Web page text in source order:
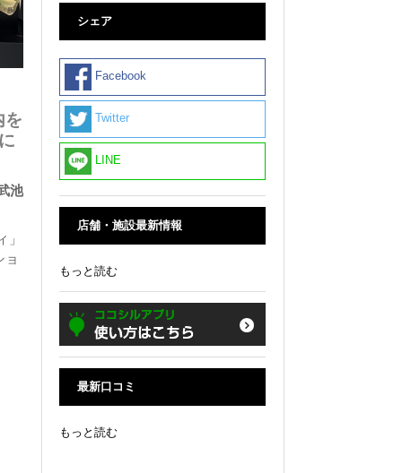
を
池
ョ
シェア
Facebook
Twitter
LINE
店舗・施設最新情報
もっと読む
最新口コミ
もっと読む